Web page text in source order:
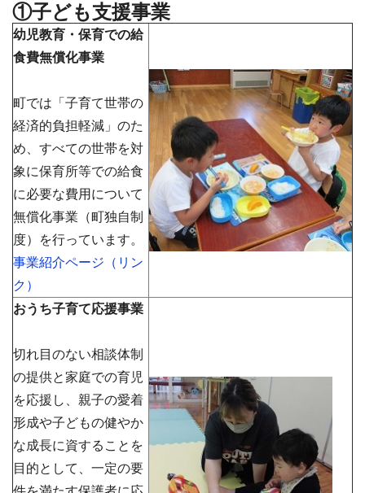
①子ども支援事業
幼児教育・保育での給
食費無償化事業
町では「子育て世帯の
経済的負担軽減」のた
め、すべての世帯を対
象に保育所等での給食
に必要な費用について
無償化事業（町独自制
度）を行っています。
事業紹介ページ（リン
ク）
おうち子育て応援事業
切れ目のない相談体制
の提供と家庭での育児
を応援し、親子の愛着
形成や子どもの健やか
な成長に資することを
目的として、一定の要